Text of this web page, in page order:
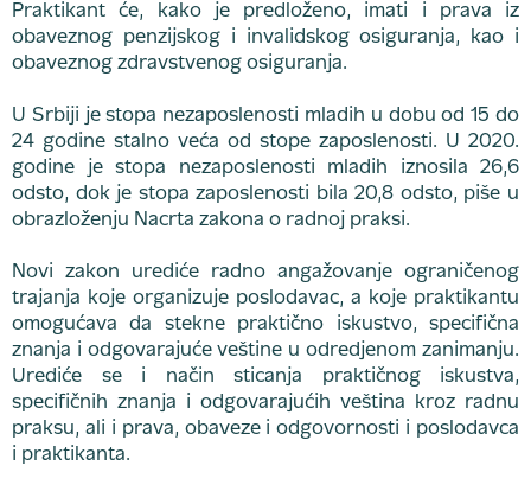
Praktikant će, kako je predloženo, imati i prava iz
obaveznog penzijskog i invalidskog osiguranja, kao i
obaveznog zdravstvenog osiguranja.
U Srbiji je stopa nezaposlenosti mladih u dobu od 15 do
24 godine stalno veća od stope zaposlenosti. U 2020.
godine je stopa nezaposlenosti mladih iznosila 26,6
odsto, dok je stopa zaposlenosti bila 20,8 odsto, piše u
obrazloženju Nacrta zakona o radnoj praksi.
Novi zakon urediće radno angažovanje ograničenog
trajanja koje organizuje poslodavac, a koje praktikantu
omogućava da stekne praktično iskustvo, specifična
znanja i odgovarajuće veštine u odredjenom zanimanju.
Urediće se i način sticanja praktičnog iskustva,
specifičnih znanja i odgovarajućih veština kroz radnu
praksu, ali i prava, obaveze i odgovornosti i poslodavca
i praktikanta.